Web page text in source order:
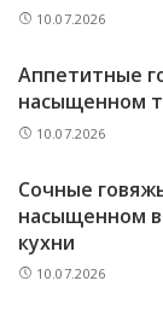
10.07.2026
Аппетитные
насыщенном
10.07.2026
Сочные
насыщенном
кухни
10.07.2026